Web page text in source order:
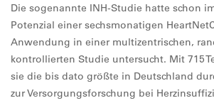
Die sogenannte INH-Studie hatte schon
Potenzial einer sechsmonatigen
Anwendung in einer multizentrischen,
kontrollierten Studie untersucht. Mit 715
sie die bis dato größte in Deutschland
zur Versorgungsforschung bei